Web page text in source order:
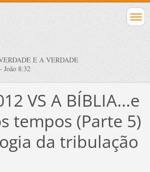
E A VERDADE
8:32
VS A BÍBLIA...e
tempos (Parte 5)
da tribulação